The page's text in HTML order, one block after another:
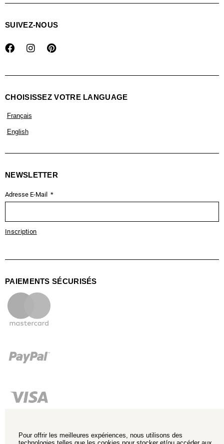
SUIVEZ-NOUS
CHOISISSEZ VOTRE LANGUAGE
Français
English
NEWSLETTER
Adresse E-Mail
Inscription
PAIEMENTS SÉCURISÉS
Pour offrir les meilleures expériences, nous utilisons des